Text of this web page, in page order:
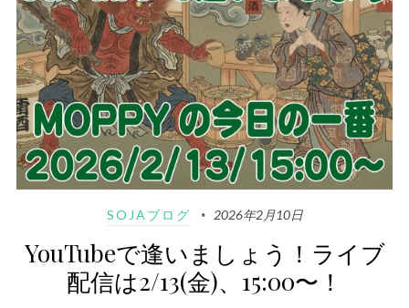
SOJAブログ 2026年2月10日
YouTubeで逢いましょう！ライブ
配信は2/13(金)、15:00〜！